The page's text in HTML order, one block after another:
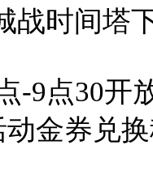
战时间塔
-9点30开
金券兑